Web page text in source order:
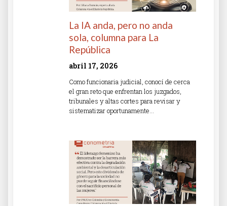
La IA anda, pero no anda
sola, columna para La
República
abril 17, 2026
Como funcionaria judicial, conocí de cerca
el gran reto que enfrentan los juzgados,
tribunales y altas cortes para revisar y
sistematizar oportunamente…